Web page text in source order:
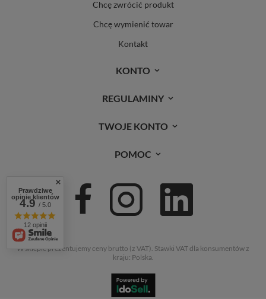
Chcę zwrócić produkt
Chcę wymienić towar
Kontakt
KONTO
REGULAMINY
TWOJE KONTO
POMOC
W sklepie prezentujemy ceny brutto (z VAT). Stawki VAT dla konsumentów z
kraju: Polska.
Prawdziwe
opinie klientów
4.9/ 5.0
12 opinii